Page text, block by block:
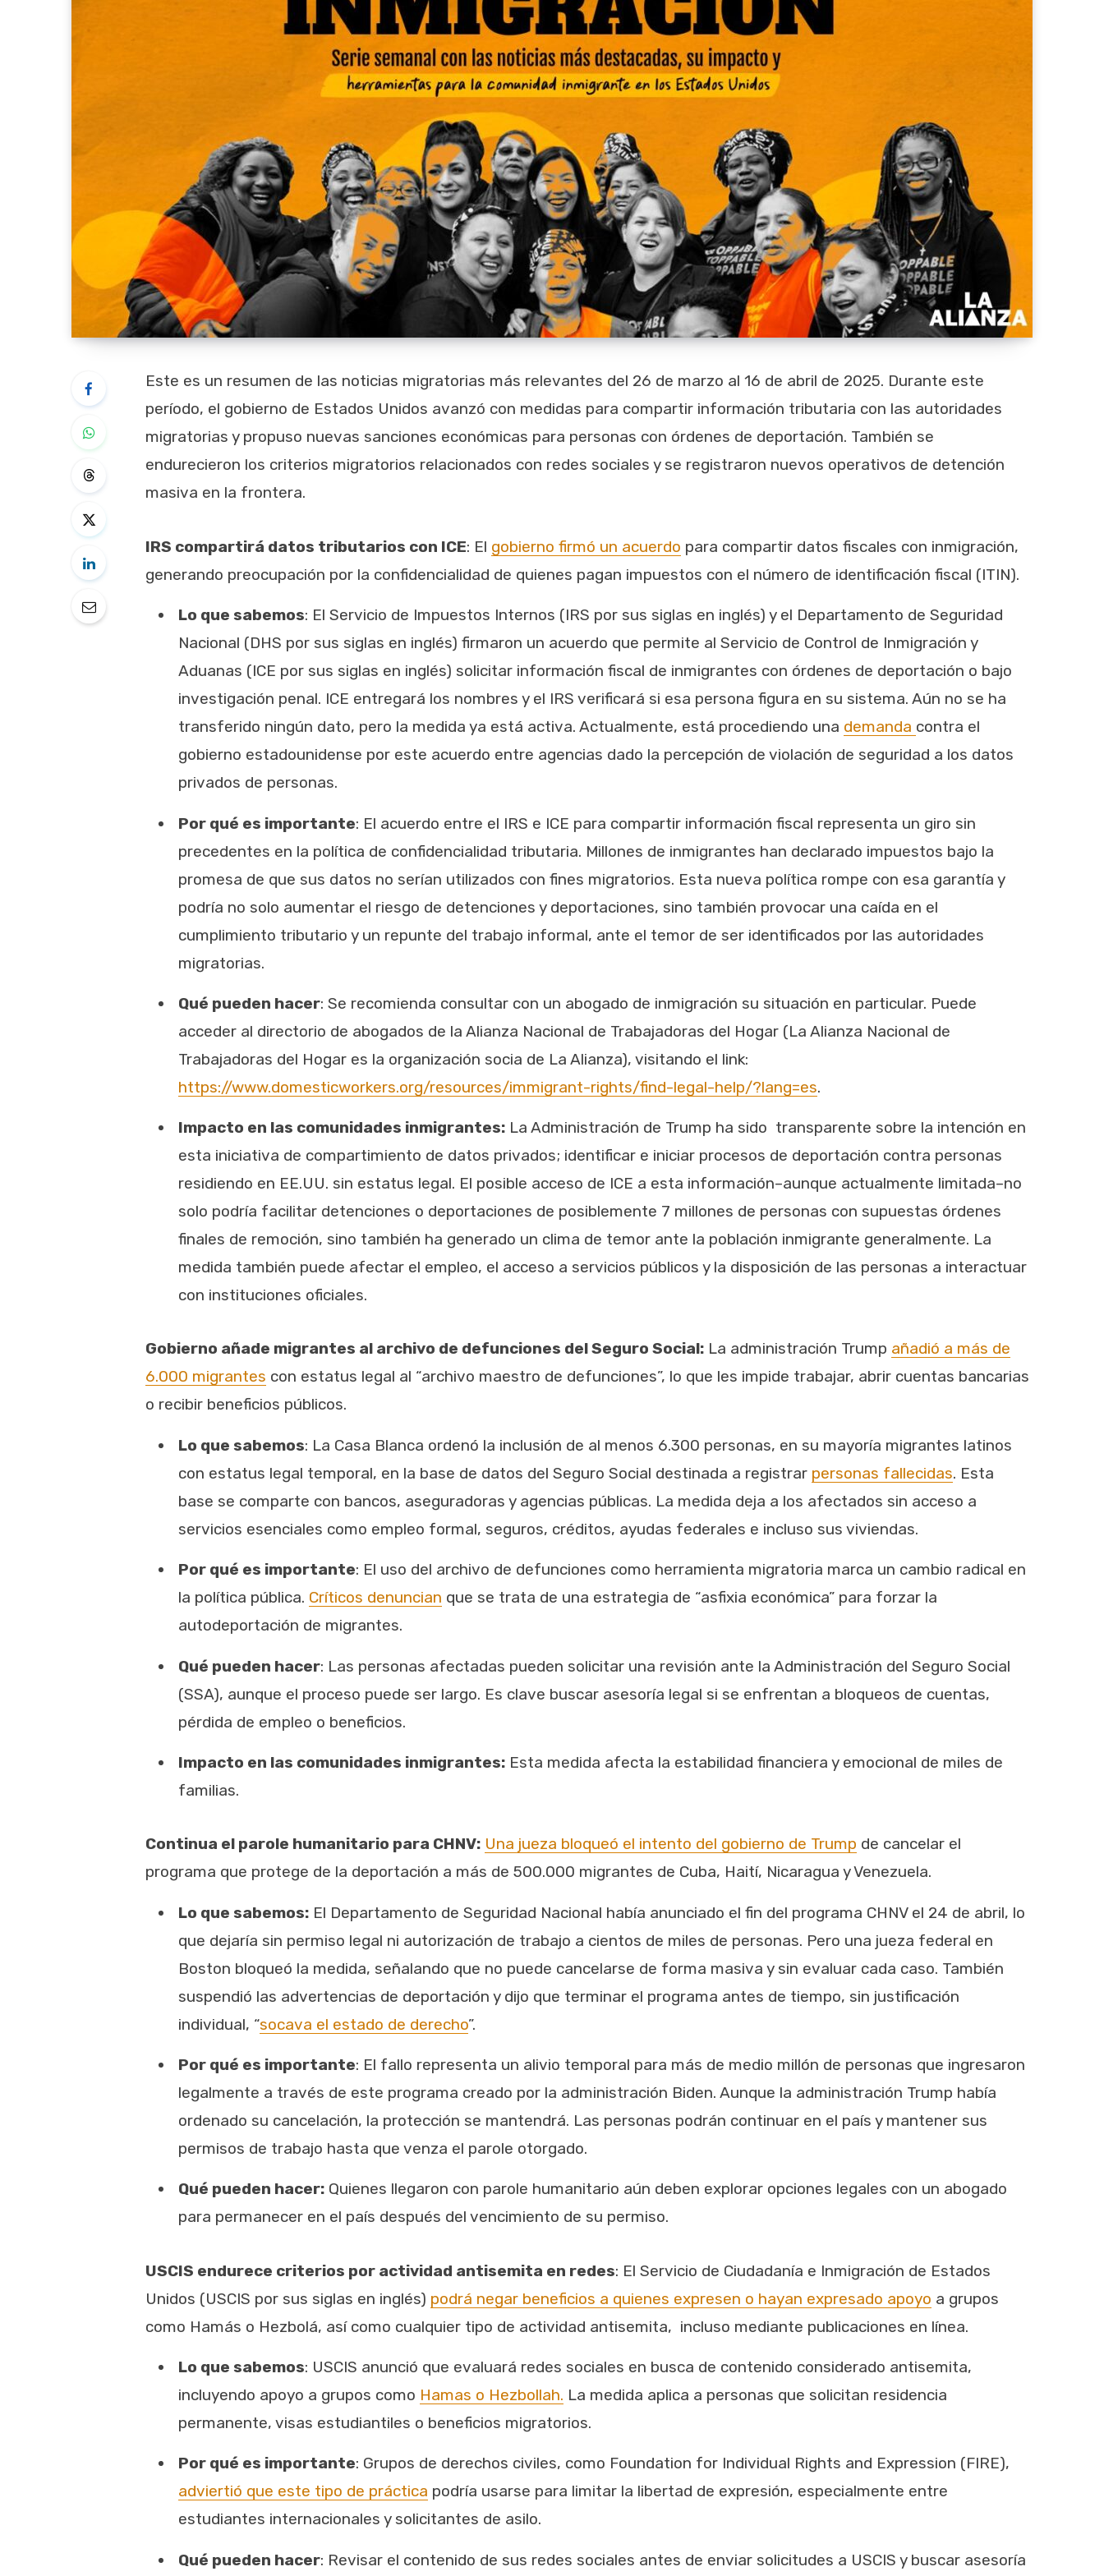
Este es un resumen de las noticias migratorias más relevantes del 26 de marzo al 16 de abril de 2025. Durante este
período, el gobierno de Estados Unidos avanzó con medidas para compartir información tributaria con las autoridades
migratorias y propuso nuevas sanciones económicas para personas con órdenes de deportación. También se
endurecieron los criterios migratorios relacionados con redes sociales y se registraron nuevos operativos de detención
masiva en la frontera.
IRS compartirá datos tributarios con ICE: El gobierno firmó un acuerdo para compartir datos fiscales con inmigración,
generando preocupación por la confidencialidad de quienes pagan impuestos con el número de identificación fiscal (ITIN).
Lo que sabemos: El Servicio de Impuestos Internos (IRS por sus siglas en inglés) y el Departamento de Seguridad
Nacional (DHS por sus siglas en inglés) firmaron un acuerdo que permite al Servicio de Control de Inmigración y
Aduanas (ICE por sus siglas en inglés) solicitar información fiscal de inmigrantes con órdenes de deportación o bajo
investigación penal. ICE entregará los nombres y el IRS verificará si esa persona figura en su sistema. Aún no se ha
transferido ningún dato, pero la medida ya está activa. Actualmente, está procediendo una demanda contra el
gobierno estadounidense por este acuerdo entre agencias dado la percepción de violación de seguridad a los datos
privados de personas.
Por qué es importante: El acuerdo entre el IRS e ICE para compartir información fiscal representa un giro sin
precedentes en la política de confidencialidad tributaria. Millones de inmigrantes han declarado impuestos bajo la
promesa de que sus datos no serían utilizados con fines migratorios. Esta nueva política rompe con esa garantía y
podría no solo aumentar el riesgo de detenciones y deportaciones, sino también provocar una caída en el
cumplimiento tributario y un repunte del trabajo informal, ante el temor de ser identificados por las autoridades
migratorias.
Qué pueden hacer: Se recomienda consultar con un abogado de inmigración su situación en particular. Puede
acceder al directorio de abogados de la Alianza Nacional de Trabajadoras del Hogar (La Alianza Nacional de
Trabajadoras del Hogar es la organización socia de La Alianza), visitando el link:
https://www.domesticworkers.org/resources/immigrant-rights/find-legal-help/?lang=es.
Impacto en las comunidades inmigrantes: La Administración de Trump ha sido transparente sobre la intención en
esta iniciativa de compartimiento de datos privados; identificar e iniciar procesos de deportación contra personas
residiendo en EE.UU. sin estatus legal. El posible acceso de ICE a esta información–aunque actualmente limitada–no
solo podría facilitar detenciones o deportaciones de posiblemente 7 millones de personas con supuestas órdenes
finales de remoción, sino también ha generado un clima de temor ante la población inmigrante generalmente. La
medida también puede afectar el empleo, el acceso a servicios públicos y la disposición de las personas a interactuar
con instituciones oficiales.
Gobierno añade migrantes al archivo de defunciones del Seguro Social: La administración Trump añadió a más de
6.000 migrantes con estatus legal al “archivo maestro de defunciones”, lo que les impide trabajar, abrir cuentas bancarias
o recibir beneficios públicos.
Lo que sabemos: La Casa Blanca ordenó la inclusión de al menos 6.300 personas, en su mayoría migrantes latinos
con estatus legal temporal, en la base de datos del Seguro Social destinada a registrar personas fallecidas. Esta
base se comparte con bancos, aseguradoras y agencias públicas. La medida deja a los afectados sin acceso a
servicios esenciales como empleo formal, seguros, créditos, ayudas federales e incluso sus viviendas.
Por qué es importante: El uso del archivo de defunciones como herramienta migratoria marca un cambio radical en
la política pública. Críticos denuncian que se trata de una estrategia de “asfixia económica” para forzar la
autodeportación de migrantes.
Qué pueden hacer: Las personas afectadas pueden solicitar una revisión ante la Administración del Seguro Social
(SSA), aunque el proceso puede ser largo. Es clave buscar asesoría legal si se enfrentan a bloqueos de cuentas,
pérdida de empleo o beneficios.
Impacto en las comunidades inmigrantes: Esta medida afecta la estabilidad financiera y emocional de miles de
familias.
Continua el parole humanitario para CHNV: Una jueza bloqueó el intento del gobierno de Trump de cancelar el
programa que protege de la deportación a más de 500.000 migrantes de Cuba, Haití, Nicaragua y Venezuela.
Lo que sabemos: El Departamento de Seguridad Nacional había anunciado el fin del programa CHNV el 24 de abril, lo
que dejaría sin permiso legal ni autorización de trabajo a cientos de miles de personas. Pero una jueza federal en
Boston bloqueó la medida, señalando que no puede cancelarse de forma masiva y sin evaluar cada caso. También
suspendió las advertencias de deportación y dijo que terminar el programa antes de tiempo, sin justificación
individual, “socava el estado de derecho”.
Por qué es importante: El fallo representa un alivio temporal para más de medio millón de personas que ingresaron
legalmente a través de este programa creado por la administración Biden. Aunque la administración Trump había
ordenado su cancelación, la protección se mantendrá. Las personas podrán continuar en el país y mantener sus
permisos de trabajo hasta que venza el parole otorgado.
Qué pueden hacer: Quienes llegaron con parole humanitario aún deben explorar opciones legales con un abogado
para permanecer en el país después del vencimiento de su permiso.
USCIS endurece criterios por actividad antisemita en redes: El Servicio de Ciudadanía e Inmigración de Estados
Unidos (USCIS por sus siglas en inglés) podrá negar beneficios a quienes expresen o hayan expresado apoyo a grupos
como Hamás o Hezbolá, así como cualquier tipo de actividad antisemita, incluso mediante publicaciones en línea.​
Lo que sabemos: USCIS anunció que evaluará redes sociales en busca de contenido considerado antisemita,
incluyendo apoyo a grupos como Hamas o Hezbollah. La medida aplica a personas que solicitan residencia
permanente, visas estudiantiles o beneficios migratorios.
Por qué es importante: Grupos de derechos civiles, como Foundation for Individual Rights and Expression (FIRE),
adviertió que este tipo de práctica podría usarse para limitar la libertad de expresión, especialmente entre
estudiantes internacionales y solicitantes de asilo.
Qué pueden hacer: Revisar el contenido de sus redes sociales antes de enviar solicitudes a USCIS y buscar asesoría